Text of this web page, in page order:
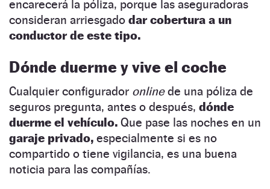
encarecerá la póliza, porque las aseguradoras
consideran arriesgado dar cobertura a un
conductor de este tipo.
Dónde duerme y vive el coche
Cualquier configurador onlinede una póliza de
seguros pregunta, antes o después, dónde
duerme el vehículo. Que pase las noches en un
garaje privado, especialmente si es no
compartido o tiene vigilancia, es una buena
noticia para las compañías.